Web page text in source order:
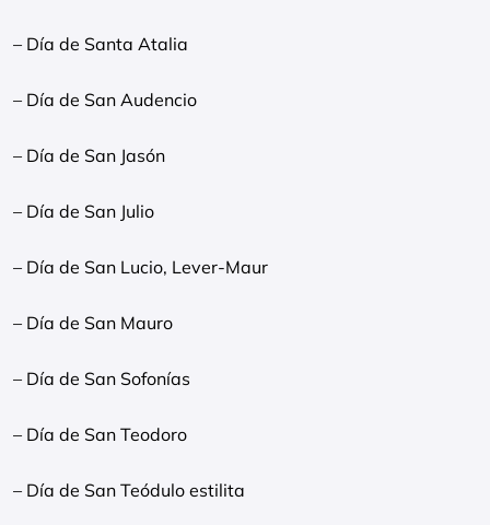
– Día de Santa Atalia
– Día de San Audencio
– Día de San Jasón
– Día de San Julio
– Día de San Lucio, Lever-Maur
– Día de San Mauro
– Día de San Sofonías
– Día de San Teodoro
– Día de San Teódulo estilita